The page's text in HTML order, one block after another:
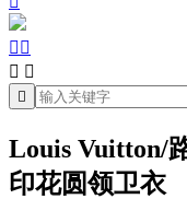
 
 

Louis Vuitton/
印花圆领卫衣